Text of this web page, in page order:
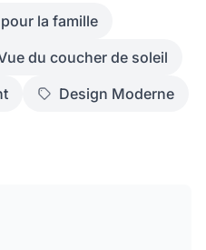
la famille
du coucher de soleil
Design Moderne